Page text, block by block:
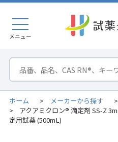
メニュー
ホーム > メーカーから探す >
>
アクアミクロン® 滴定剤 SS-Z
定用試薬 (500mL)